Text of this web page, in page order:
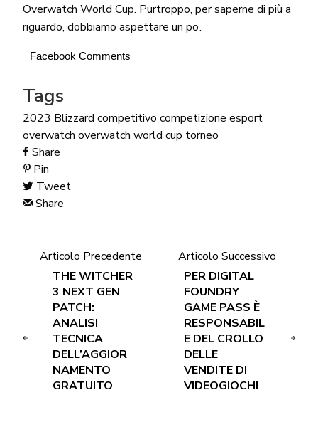
Overwatch World Cup. Purtroppo, per saperne di più a
riguardo, dobbiamo aspettare un po’.
Facebook Comments
Tags
2023 Blizzard competitivo competizione esport
overwatch overwatch world cup torneo
Share
Pin
Tweet
Share
Articolo Precedente
THE WITCHER
3 NEXT GEN
PATCH:
ANALISI
TECNICA
DELL’AGGIOR
NAMENTO
GRATUITO
Articolo Successivo
PER DIGITAL
FOUNDRY
GAME PASS È
RESPONSABIL
E DEL CROLLO
DELLE
VENDITE DI
VIDEOGIOCHI